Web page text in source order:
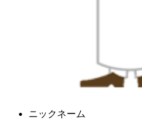
ニックネーム